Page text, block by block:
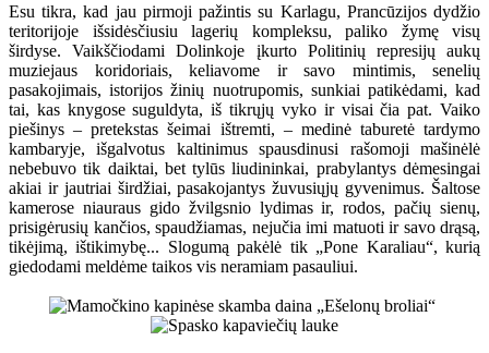
Esu tikra, kad jau pirmoji pažintis su Karlagu, Prancūzijos dydžio
teritorijoje išsidėsčiusiu lagerių kompleksu, paliko žymę visų
širdyse. Vaikščiodami Dolinkoje įkurto Politinių represijų aukų
muziejaus koridoriais, keliavome ir savo mintimis, senelių
pasakojimais, istorijos žinių nuotrupomis, sunkiai patikėdami, kad
tai, kas knygose suguldyta, iš tikrųjų vyko ir visai čia pat. Vaiko
piešinys – pretekstas šeimai ištremti, – medinė taburetė tardymo
kambaryje, išgalvotus kaltinimus spausdinusi rašomoji mašinėlė
nebebuvo tik daiktai, bet tylūs liudininkai, prabylantys dėmesingai
akiai ir jautriai širdžiai, pasakojantys žuvusiųjų gyvenimus. Šaltose
kamerose niauraus gido žvilgsnio lydimas ir, rodos, pačių sienų,
prisigėrusių kančios, spaudžiamas, nejučia imi matuoti ir savo drąsą,
tikėjimą, ištikimybę... Slogumą pakėlė tik „Pone Karaliau“, kurią
giedodami meldėme taikos vis neramiam pasauliui.